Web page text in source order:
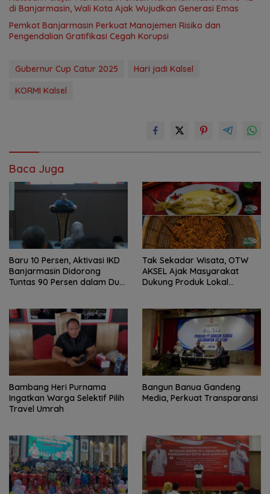
di Banjarmasin, Wali Kota Ajak Wujudkan Generasi Emas
Pemkot Banjarmasin Perkuat Manajemen Risiko dan
Pengendalian Gratifikasi Cegah Korupsi
Gubernur Cup Catur 2025
Hari jadi Kalsel
KORMI Kalsel
Baca Juga
Baru 10 Persen, Aktivasi IKD
Banjarmasin Didorong
Tuntas 90 Persen dalam Dua
Tak Sekadar Wisata, OTW
AKSEL Ajak Masyarakat
Dukung Produk Lokal
Bambang Heri Purnama
Ingatkan Warga Selektif Pilih
Travel Umrah
Bangun Banua Gandeng
Media, Perkuat Transparansi